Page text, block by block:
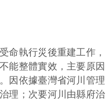
命執行災後重建工作，
能整體實效，主要原因
因依據臺灣省河川管理
理；次要河川由縣府治